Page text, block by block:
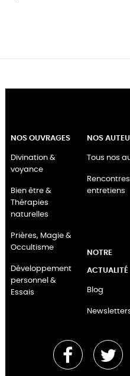
NOS OUVRAGES
Divination &
voyance
Bien être &
Thérapies
naturelles
Prières, Magie &
Occultisme
Développement
personnel &
Essais
NOS
Tous nos
entretiens
NOTRE
ACTUALITÉ
Blog
Facebook